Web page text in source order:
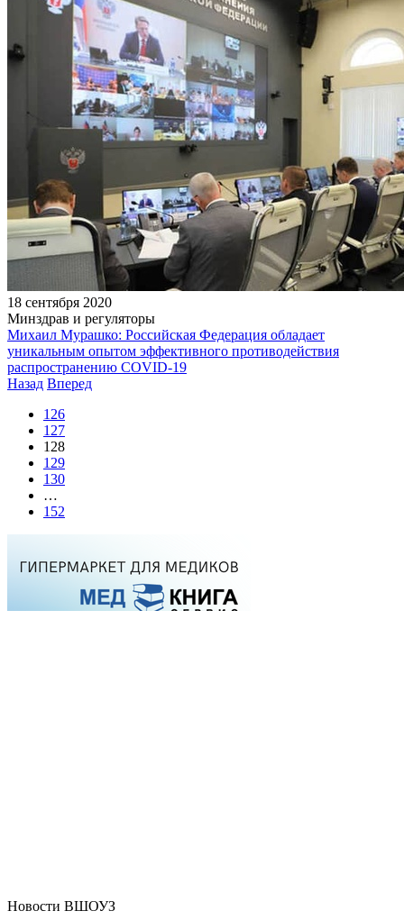
18 сентября 2020
Минздрав и регуляторы
Михаил Мурашко: Российская Федерация обладает
уникальным опытом эффективного противодействия
распространению COVID-19
Назад Вперед
126
127
128
129
130
…
152
Новости ВШОУЗ